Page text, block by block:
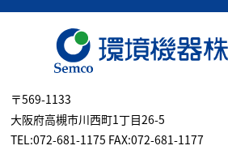
〒569-1133
大阪府高槻市川西町1丁目26-5
TEL:072-681-1175 FAX:072-681-1177